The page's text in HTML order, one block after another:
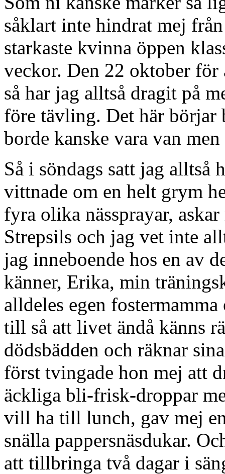
såklart inte hindrat mej
starkaste kvinna öppen
veckor. Den 22 oktober
så har jag alltså dragit på
före tävling. Det här börjar
borde kanske vara van
Så i söndags satt jag alltså
vittnade om en helt grym
fyra olika nässprayar,
Strepsils och jag vet inte
jag inneboende hos en av
känner, Erika, min
alldeles egen
till så att livet ändå känns
dödsbädden och räknar
först tvingade hon mej att
äckliga bli-frisk-droppar
vill ha till lunch, gav mej
snälla pappersnäsdukar.
att tillbringa två dagar i